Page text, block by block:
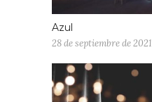
Azul
28 de septiembre de 2021